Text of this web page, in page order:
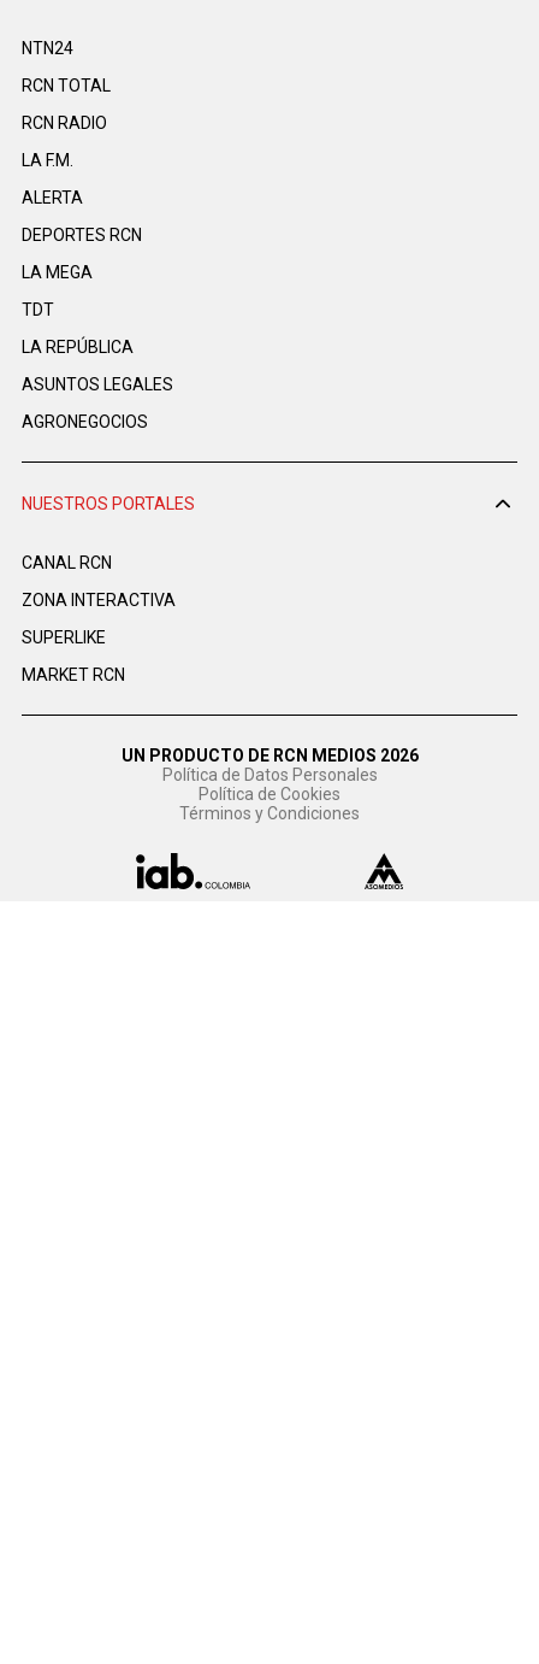
NTN24
RCN TOTAL
RCN RADIO
LA F.M.
ALERTA
DEPORTES RCN
LA MEGA
TDT
LA REPÚBLICA
ASUNTOS LEGALES
AGRONEGOCIOS
NUESTROS PORTALES
CANAL RCN
ZONA INTERACTIVA
SUPERLIKE
MARKET RCN
UN PRODUCTO DE RCN MEDIOS 2026
Política de Datos Personales
Política de Cookies
Términos y Condiciones